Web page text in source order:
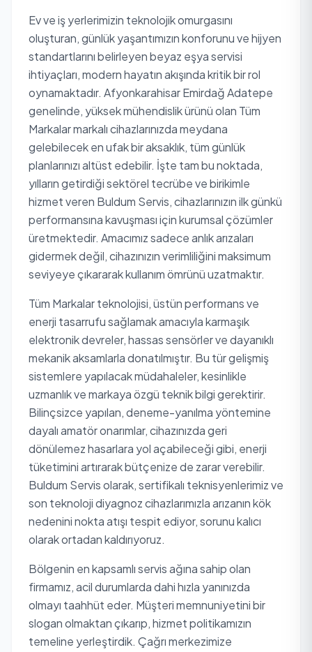
Ev ve iş yerlerimizin teknolojik omurgasını
oluşturan, günlük yaşantımızın konforunu ve hijyen
standartlarını belirleyen beyaz eşya servisi
ihtiyaçları, modern hayatın akışında kritik bir rol
oynamaktadır. Afyonkarahisar Emirdağ Adatepe
genelinde, yüksek mühendislik ürünü olan Tüm
Markalar markalı cihazlarınızda meydana
gelebilecek en ufak bir aksaklık, tüm günlük
planlarınızı altüst edebilir. İşte tam bu noktada,
yılların getirdiği sektörel tecrübe ve birikimle
hizmet veren Buldum Servis, cihazlarınızın ilk günkü
performansına kavuşması için kurumsal çözümler
üretmektedir. Amacımız sadece anlık arızaları
gidermek değil, cihazınızın verimliliğini maksimum
seviyeye çıkararak kullanım ömrünü uzatmaktır.
Tüm Markalar teknolojisi, üstün performans ve
enerji tasarrufu sağlamak amacıyla karmaşık
elektronik devreler, hassas sensörler ve dayanıklı
mekanik aksamlarla donatılmıştır. Bu tür gelişmiş
sistemlere yapılacak müdahaleler, kesinlikle
uzmanlık ve markaya özgü teknik bilgi gerektirir.
Bilinçsizce yapılan, deneme-yanılma yöntemine
dayalı amatör onarımlar, cihazınızda geri
dönülemez hasarlara yol açabileceği gibi, enerji
tüketimini artırarak bütçenize de zarar verebilir.
Buldum Servis olarak, sertifikalı teknisyenlerimiz ve
son teknoloji diyagnoz cihazlarımızla arızanın kök
nedenini nokta atışı tespit ediyor, sorunu kalıcı
olarak ortadan kaldırıyoruz.
Bölgenin en kapsamlı servis ağına sahip olan
firmamız, acil durumlarda dahi hızla yanınızda
olmayı taahhüt eder. Müşteri memnuniyetini bir
slogan olmaktan çıkarıp, hizmet politikamızın
temeline yerleştirdik. Çağrı merkezimize